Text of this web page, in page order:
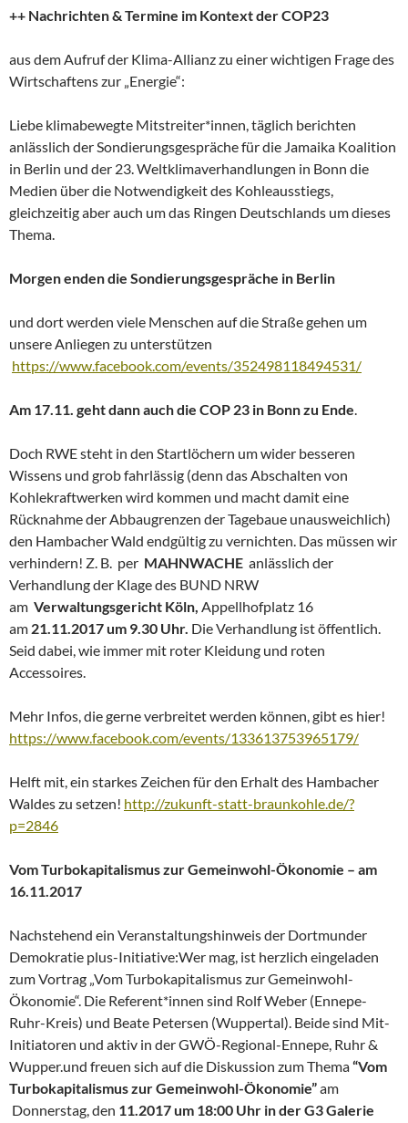
++ Nachrichten & Termine im Kontext der COP23
aus dem Aufruf der Klima-Allianz zu einer wichtigen Frage des
Wirtschaftens zur „Energie“:
Liebe klimabewegte Mitstreiter*innen, täglich berichten
anlässlich der Sondierungsgespräche für die Jamaika Koalition
in Berlin und der 23. Weltklimaverhandlungen in Bonn die
Medien über die Notwendigkeit des Kohleausstiegs,
gleichzeitig aber auch um das Ringen Deutschlands um dieses
Thema.
Morgen enden die Sondierungsgespräche in Berlin
und dort werden viele Menschen auf die Straße gehen um
unsere Anliegen zu unterstützen
https://www.facebook.com/events/352498118494531/
Am 17.11. geht dann auch die COP 23 in Bonn zu Ende.
Doch RWE steht in den Startlöchern um wider besseren
Wissens und grob fahrlässig (denn das Abschalten von
Kohlekraftwerken wird kommen und macht damit eine
Rücknahme der Abbaugrenzen der Tagebaue unausweichlich)
den Hambacher Wald endgültig zu vernichten. Das müssen wir
verhindern! Z. B. per MAHNWACHE anlässlich der
Verhandlung der Klage des BUND NRW
am Verwaltungsgericht Köln, Appellhofplatz 16
am 21.11.2017 um 9.30 Uhr. Die Verhandlung ist öffentlich.
Seid dabei, wie immer mit roter Kleidung und roten
Accessoires.
Mehr Infos, die gerne verbreitet werden können, gibt es hier!
https://www.facebook.com/events/133613753965179/
Helft mit, ein starkes Zeichen für den Erhalt des Hambacher
Waldes zu setzen! http://zukunft-statt-braunkohle.de/?
p=2846
Vom Turbokapitalismus zur Gemeinwohl-Ökonomie – am
16.11.2017
Nachstehend ein Veranstaltungshinweis der Dortmunder
Demokratie plus-Initiative:Wer mag, ist herzlich eingeladen
zum Vortrag „Vom Turbokapitalismus zur Gemeinwohl-
Ökonomie“. Die Referent*innen sind Rolf Weber (Ennepe-
Ruhr-Kreis) und Beate Petersen (Wuppertal). Beide sind Mit-
Initiatoren und aktiv in der GWÖ-Regional-Ennepe, Ruhr &
Wupper.und freuen sich auf die Diskussion zum Thema“Vom
Turbokapitalismus zur Gemeinwohl-Ökonomie”am
Donnerstag, den 11.2017 um 18:00 Uhr in der G3 Galerie